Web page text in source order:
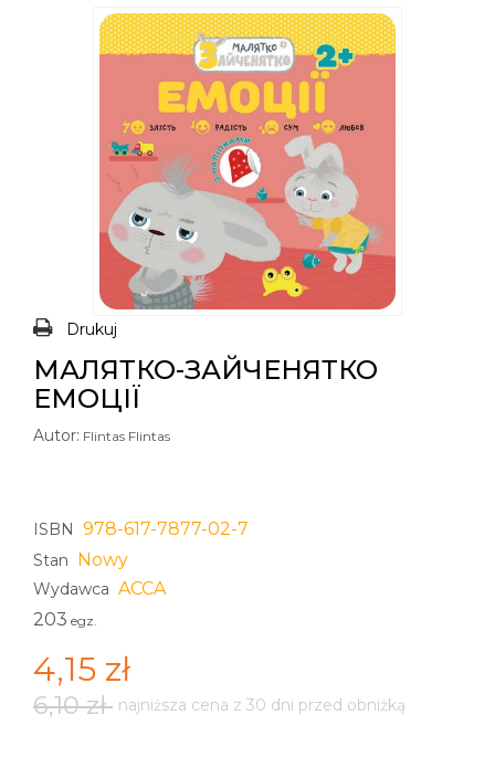
Drukuj
МАЛЯТКО-ЗАЙЧЕНЯТКО
ЕМОЦІЇ
Autor: Flintas Flintas
ISBN 978-617-7877-02-7
Stan Nowy
Wydawca ACCA
203 egz.
4,15 zł
6,10 zł najniższa cena z 30 dni przed obniżką